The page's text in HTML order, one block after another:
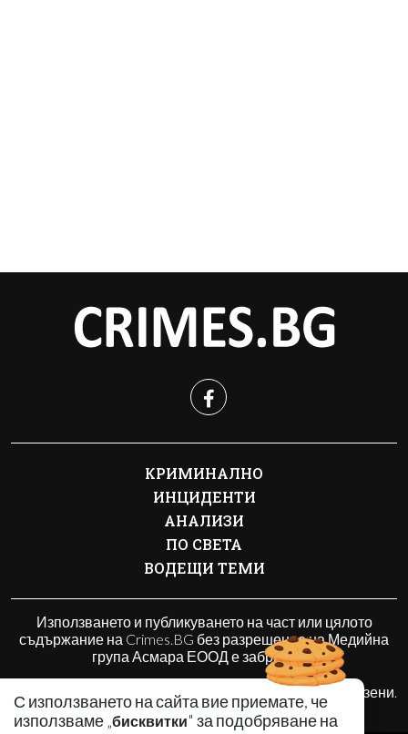
С използването на сайта вие приемате, че
използваме „бисквитки" за подобряване на
КРИМИНАЛНО
ИНЦИДЕНТИ
АНАЛИЗИ
ПО СВЕТА
ВОДЕЩИ ТЕМИ
Използването и публикуването на част или цялото
съдържание на Crimes.BG без разрешение на Медийна
група Асмара ЕООД е забранено.
© 2010 - 2026 | Crimes.BG. Всички права запазени.